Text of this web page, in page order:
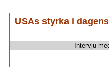
USAs styrka i
Intervju